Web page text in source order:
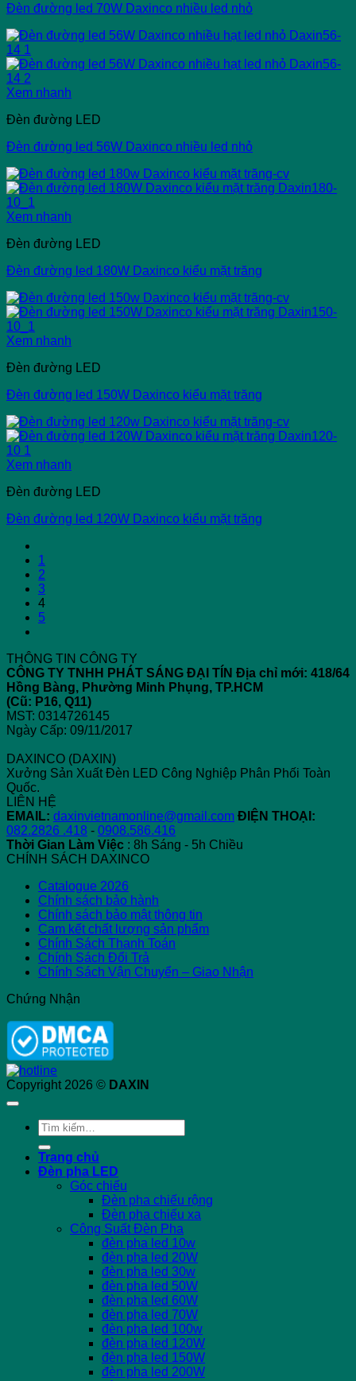
Đèn đường led 70W Daxinco nhiều led nhỏ
Xem nhanh
Đèn đường LED
Đèn đường led 56W Daxinco nhiều led nhỏ
Xem nhanh
Đèn đường LED
Đèn đường led 180W Daxinco kiểu mặt trăng
Xem nhanh
Đèn đường LED
Đèn đường led 150W Daxinco kiểu mặt trăng
Xem nhanh
Đèn đường LED
Đèn đường led 120W Daxinco kiểu mặt trăng
1
2
3
4
5
THÔNG TIN CÔNG TY
CÔNG TY TNHH PHÁT SÁNG ĐẠI TÍN Địa chỉ mới: 418/64
Hồng Bàng, Phường Minh Phụng, TP.HCM
(Cũ: P16, Q11)
MST: 0314726145
Ngày Cấp: 09/11/2017
DAXINCO (DAXIN)
Xưởng Sản Xuất Đèn LED Công Nghiệp Phân Phối Toàn
Quốc.
LIÊN HỆ
EMAIL: daxinvietnamonline@gmail.com ĐIỆN THOẠI:
082.2826 .418 - 0908.586.416
Thời Gian Làm Việc : 8h Sáng - 5h Chiều
CHÍNH SÁCH DAXINCO
Catalogue 2026
Chính sách bảo hành
Chính sách bảo mật thông tin
Cam kết chất lượng sản phẩm
Chính Sách Thanh Toán
Chính Sách Đổi Trả
Chính Sách Vận Chuyển – Giao Nhận
Chứng Nhận
Copyright 2026 © DAXIN
Tìm
kiếm:
Trang chủ
Đèn pha LED
Góc chiếu
Đèn pha chiếu rộng
Đèn pha chiếu xa
Công Suất Đèn Pha
đèn pha led 10w
đèn pha led 20W
đèn pha led 30w
đèn pha led 50W
đèn pha led 60W
đèn pha led 70W
đèn pha led 100w
đèn pha led 120W
đèn pha led 150W
đèn pha led 200W